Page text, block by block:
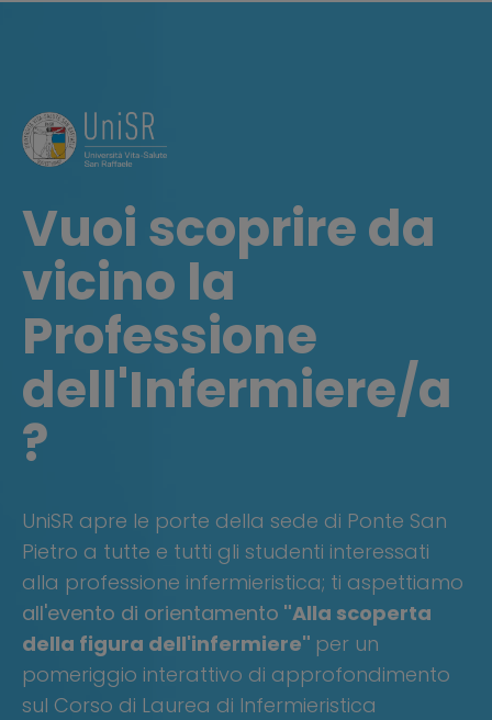
Vuoi scoprire da
vicino la
Professione
dell'Infermiere/a
?
UniSR apre le porte della sede di Ponte San
Pietro a tutte e tutti gli studenti interessati
alla professione infermieristica; ti aspettiamo
all'evento di orientamento "Alla scoperta
della figura dell'infermiere" per un
pomeriggio interattivo di approfondimento
sul Corso di Laurea di Infermieristica